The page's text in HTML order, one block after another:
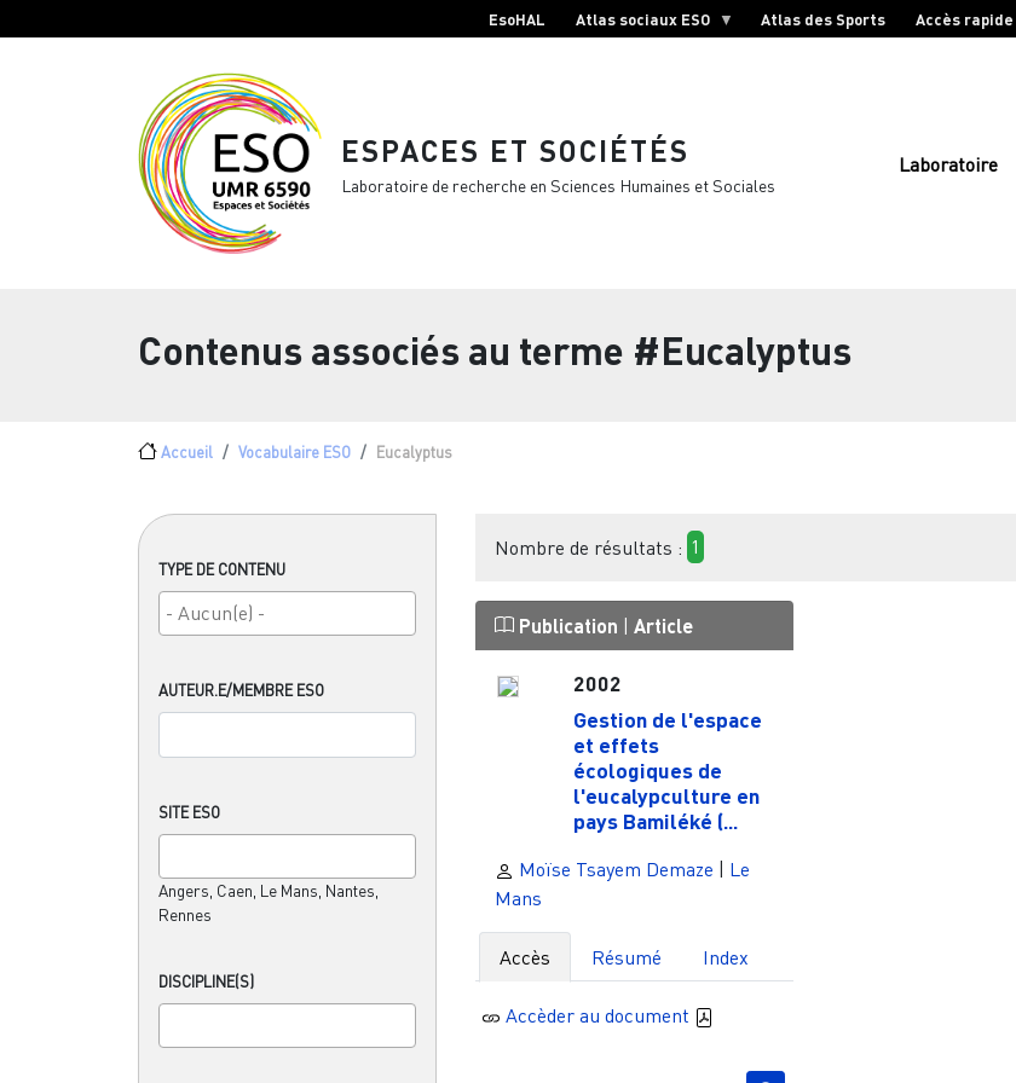
EsoHAL Atlas sociaux ESO Atlas des Sports Accès rapide
ESPACES ET SOCIÉTÉS
Laboratoire de recherche en Sciences Humaines et Sociales
Laboratoire
Contenus associés au terme #Eucalyptus
Fil d'Ariane
Accueil Vocabulaire ESO Eucalyptus
TYPE DE CONTENU
AUTEUR.E/MEMBRE ESO
SITE ESO
Angers, Caen, Le Mans, Nantes,
Rennes
DISCIPLINE(S)
Nombre de résultats : 1
Publication | Article
2002
Gestion de l'espace
et effets
écologiques de
l'eucalypculture en
pays Bamiléké (...
Moïse Tsayem Demaze | Le
Mans
Accès Résumé Index
Accèder au document